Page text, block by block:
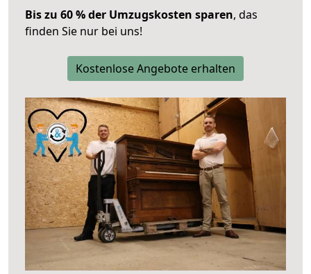
Bis zu 60 % der Umzugskosten sparen, das
finden Sie nur bei uns!
Kostenlose Angebote erhalten